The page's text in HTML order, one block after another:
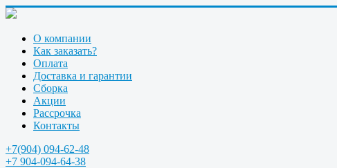
О компании
Как заказать?
Оплата
Доставка и гарантии
Сборка
Акции
Рассрочка
Контакты
+7(904) 094-62-48
+7 904-094-64-38